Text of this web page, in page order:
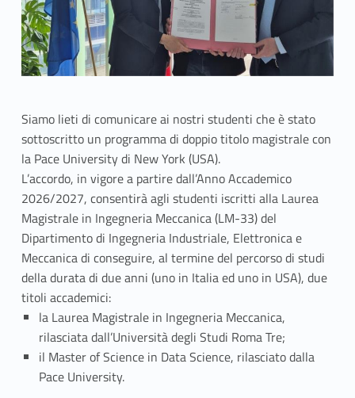
Siamo lieti di comunicare ai nostri studenti che è stato
sottoscritto un programma di doppio titolo magistrale con
la Pace University di New York (USA).
L’accordo, in vigore a partire dall’Anno Accademico
2026/2027, consentirà agli studenti iscritti alla Laurea
Magistrale in Ingegneria Meccanica (LM-33) del
Dipartimento di Ingegneria Industriale, Elettronica e
Meccanica di conseguire, al termine del percorso di studi
della durata di due anni (uno in Italia ed uno in USA), due
titoli accademici:
la Laurea Magistrale in Ingegneria Meccanica,
rilasciata dall’Università degli Studi Roma Tre;
il Master of Science in Data Science, rilasciato dalla
Pace University.